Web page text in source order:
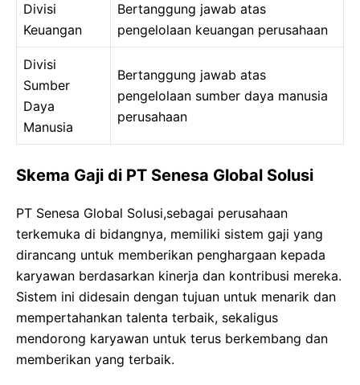
Divisi
Keuangan
Bertanggung jawab atas
pengelolaan keuangan perusahaan
Divisi
Sumber
Daya
Manusia
Bertanggung jawab atas
pengelolaan sumber daya manusia
perusahaan
Skema Gaji di PT Senesa Global Solusi
PT Senesa Global Solusi,sebagai perusahaan
terkemuka di bidangnya, memiliki sistem gaji yang
dirancang untuk memberikan penghargaan kepada
karyawan berdasarkan kinerja dan kontribusi mereka.
Sistem ini didesain dengan tujuan untuk menarik dan
mempertahankan talenta terbaik, sekaligus
mendorong karyawan untuk terus berkembang dan
memberikan yang terbaik.